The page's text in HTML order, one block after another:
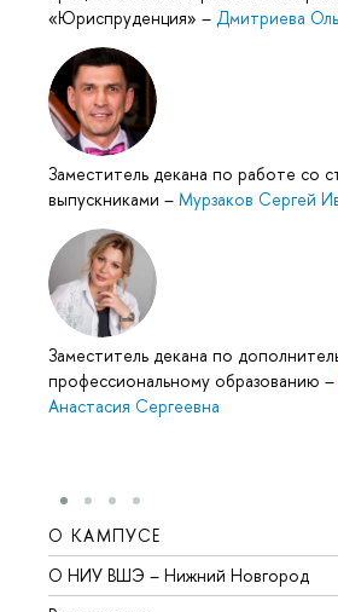
«Юриспруденция» – Дмитриева
Заместитель декана по работе со
выпускниками – Мурзаков Сергей
Заместитель декана по
профессиональному образованию –
Анастасия Сергеевна
О КАМПУСЕ
О НИУ ВШЭ – Нижний Новгород